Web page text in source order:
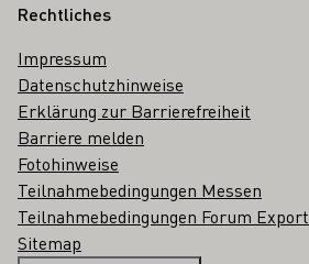
Rechtliches
Impressum
Datenschutzhinweise
Erklärung zur Barrierefreiheit
Barriere melden
Fotohinweise
Teilnahmebedingungen Messen
Teilnahmebedingungen Forum Export
Sitemap